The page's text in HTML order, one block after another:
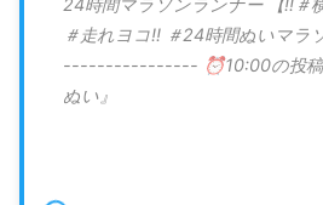
24時間マラソンランナー 【‼️＃
＃走れヨコ!! ＃24時間ぬいマ
---------------- ⏰10:00の投
ぬい』